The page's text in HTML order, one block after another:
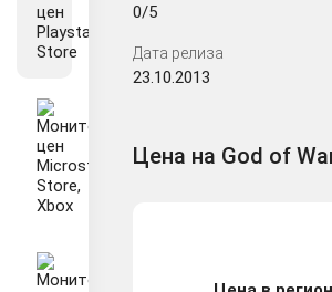
0/5
Дата релиза
23.10.2013
Цена на God of